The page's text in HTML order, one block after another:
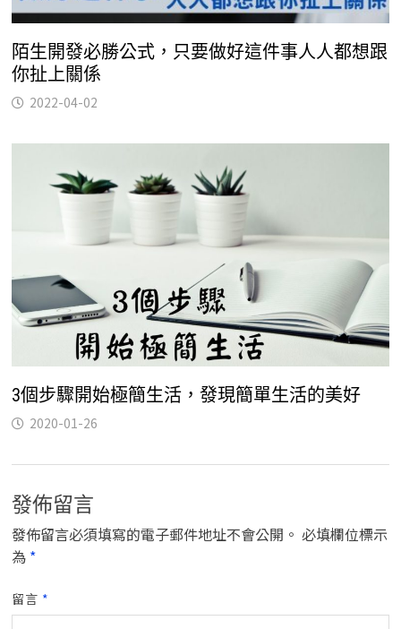
陌生開發必勝公式，只要做好這件事人人都想跟
你扯上關係
2022-04-02
3個步驟開始極簡生活，發現簡單生活的美好
2020-01-26
發佈留言
發佈留言必須填寫的電子郵件地址不會公開。 必填欄位標示
為 *
留言 *